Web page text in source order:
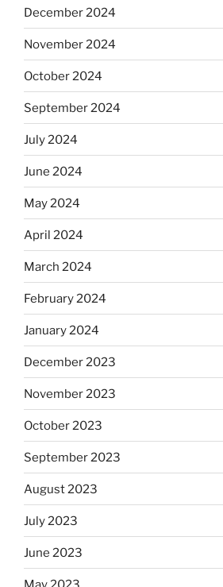
December 2024
November 2024
October 2024
September 2024
July 2024
June 2024
May 2024
April 2024
March 2024
February 2024
January 2024
December 2023
November 2023
October 2023
September 2023
August 2023
July 2023
June 2023